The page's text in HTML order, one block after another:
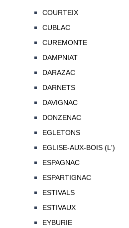
COURTEIX
CUBLAC
CUREMONTE
DAMPNIAT
DARAZAC
DARNETS
DAVIGNAC
DONZENAC
EGLETONS
EGLISE-AUX-BOIS (L')
ESPAGNAC
ESPARTIGNAC
ESTIVALS
ESTIVAUX
EYBURIE